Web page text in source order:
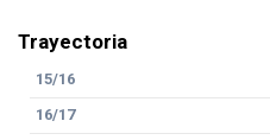
Trayectoria
15/16
16/17